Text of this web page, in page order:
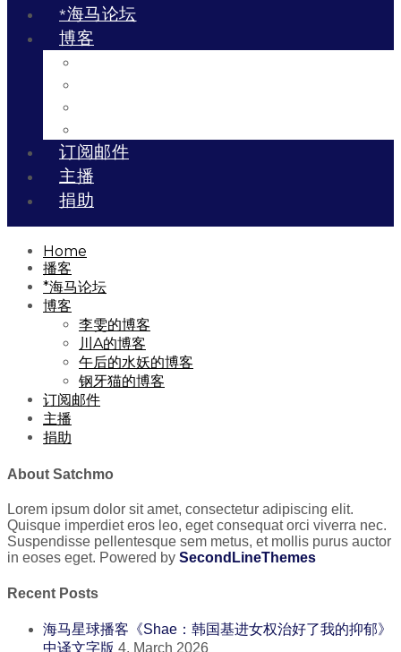
*海马论坛
博客
订阅邮件
主播
捐助
Home
播客
*海马论坛
博客
李雯的博客
川A的博客
午后的水妖的博客
钢牙猫的博客
订阅邮件
主播
捐助
About Satchmo
Lorem ipsum dolor sit amet, consectetur adipiscing elit.
Quisque imperdiet eros leo, eget consequat orci viverra nec.
Suspendisse pellentesque sem metus, et mollis purus auctor
in eoses eget. Powered by SecondLineThemes
Recent Posts
海马星球播客《Shae：韩国基进女权治好了我的抑郁》
中译文字版 4. March 2026